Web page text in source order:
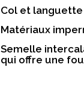
Col et
Matériaux
Semelle
qui offre une